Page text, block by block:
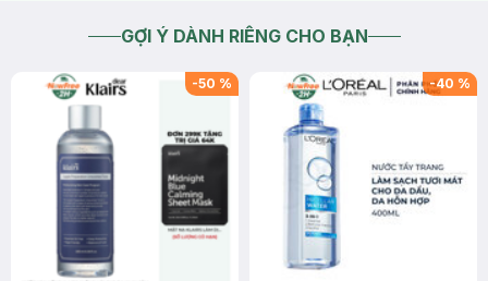
GỢI Ý DÀNH RIÊNG CHO BẠN
-50 % -40 %